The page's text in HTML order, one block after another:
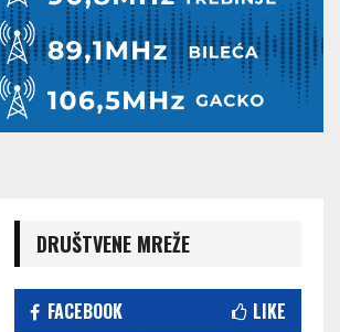
DRUŠTVENE MREŽE
FACEBOOK LIKE